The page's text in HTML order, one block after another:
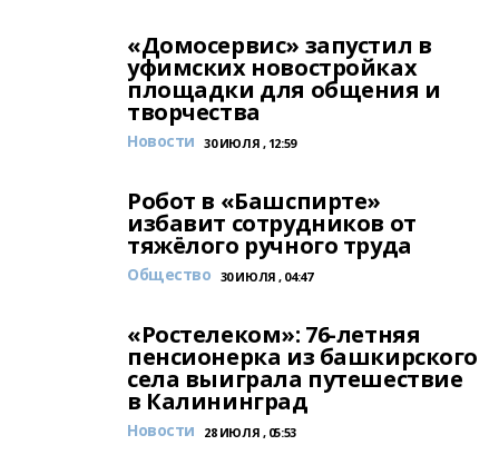
«Домосервис» запустил в
уфимских новостройках
площадки для общения и
творчества
Новости 30 ИЮЛЯ , 12:59
Робот в «Башспирте»
избавит сотрудников от
тяжёлого ручного труда
Общество 30 ИЮЛЯ , 04:47
«Ростелеком»: 76-летняя
пенсионерка из башкирского
села выиграла путешествие
в Калининград
Новости 28 ИЮЛЯ , 05:53